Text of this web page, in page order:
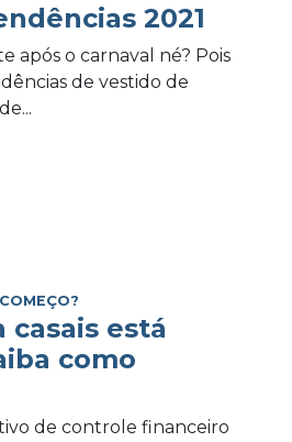
2021
após o carnaval né? Pois
de vestido de
casais está
como
de controle financeiro